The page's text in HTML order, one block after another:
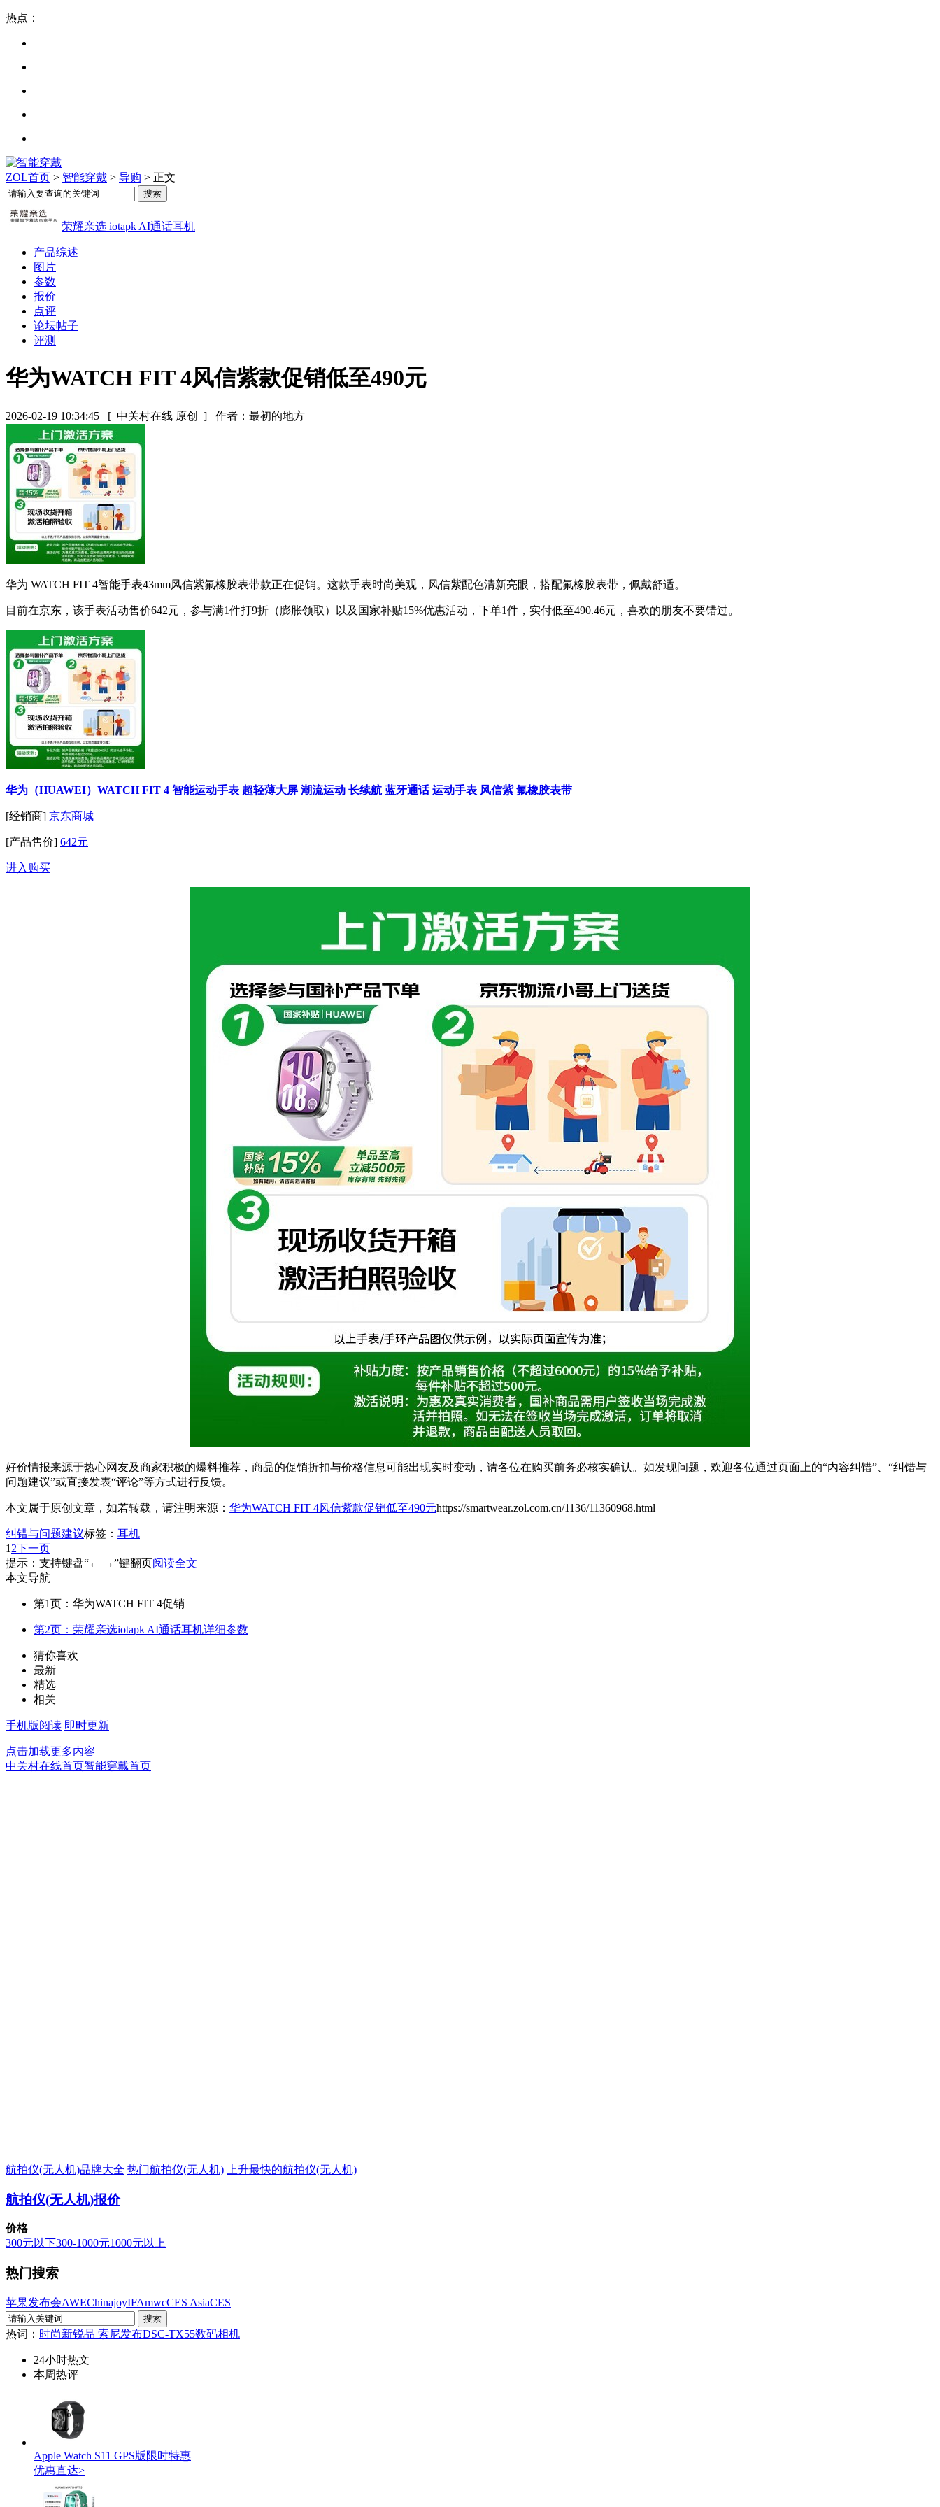
热点：
ZOL首页 > 智能穿戴 > 导购 > 正文
荣耀亲选 iotapk AI通话耳机
产品综述
图片
参数
报价
点评
论坛帖子
评测
华为WATCH FIT 4风信紫款促销低至490元
2026-02-19 10:34:45 [ 中关村在线 原创 ] 作者：最初的地方
华为 WATCH FIT 4智能手表43mm风信紫氟橡胶表带款正在促销。这款手表时尚美观，风信紫配色清新亮眼，搭配氟橡胶表带，佩戴舒适。
目前在京东，该手表活动售价642元，参与满1件打9折（膨胀领取）以及国家补贴15%优惠活动，下单1件，实付低至490.46元，喜欢的朋友不要错过。
华为（HUAWEI）WATCH FIT 4 智能运动手表 超轻薄大屏 潮流运动 长续航 蓝牙通话 运动手表 风信紫 氟橡胶表带
[经销商] 京东商城
[产品售价] 642元
进入购买
好价情报来源于热心网友及商家积极的爆料推荐，商品的促销折扣与价格信息可能出现实时变动，请各位在购买前务必核实确认。如发现问题，欢迎各位通过页面上的“内容纠错”、“纠错与
问题建议”或直接发表“评论”等方式进行反馈。
本文属于原创文章，如若转载，请注明来源： 华为WATCH FIT 4风信紫款促销低至490元https://smartwear.zol.com.cn/1136/11360968.html
纠错与问题建议标签： 耳机
1 2下一页
提示：支持键盘“← →”键翻页阅读全文
本文导航
第1页：华为WATCH FIT 4促销
第2页：荣耀亲选iotapk AI通话耳机详细参数
猜你喜欢
最新
精选
相关
手机版阅读 即时更新
点击加载更多内容
中关村在线首页智能穿戴首页
航拍仪(无人机)品牌大全 热门航拍仪(无人机) 上升最快的航拍仪(无人机)
航拍仪(无人机)报价
价格
300元以下300-1000元1000元以上
热门搜索
苹果发布会AWEChinajoyIFAmwcCES AsiaCES
热词： 时尚新锐品 索尼发布DSC-TX55数码相机
24小时热文
本周热评
Apple Watch S11 GPS版限时特惠
优惠直达>